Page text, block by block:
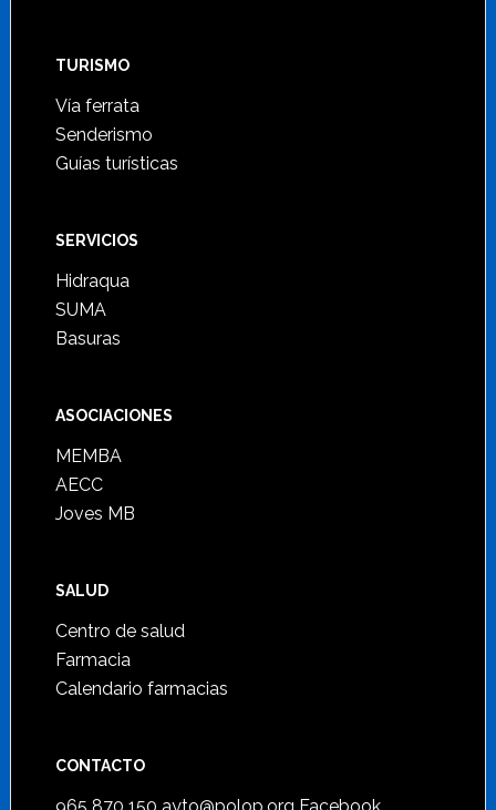
TURISMO
Vía ferrata
Senderismo
Guías turísticas
SERVICIOS
Hidraqua
SUMA
Basuras
ASOCIACIONES
MEMBA
AECC
Joves MB
SALUD
Centro de salud
Farmacia
Calendario farmacias
CONTACTO